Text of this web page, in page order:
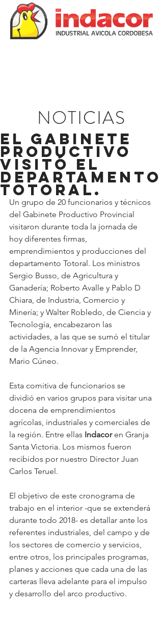
NOTICIAS
El Gabinete
Productivo
visitó el
departamento
Totoral.
Un grupo de 20 funcionarios y técnicos
del Gabinete Productivo Provincial
visitaron durante toda la jornada de
hoy diferentes firmas,
emprendimientos y producciones del
departamento Totoral. Los ministros
Sergio Busso, de Agricultura y
Ganadería; Roberto Avalle y Pablo D
Chiara, de Industria, Comercio y
Minería; y Walter Robledo, de Ciencia y
Tecnología, encabezaron las
actividades, a las que se sumó el titular
de la Agencia Innovar y Emprender,
Mario Cúneo.
Esta comitiva de funcionarios se
dividió en varios grupos para visitar una
docena de emprendimientos
agrícolas, industriales y comerciales de
la región. Entre ellas Indacor en Granja
Santa Victoria. Los mismos fueron
recibidos por nuestro Director Juan
Carlos Teruel.
El objetivo de este cronograma de
trabajo en el interior -que se extenderá
durante todo 2018- es detallar ante los
referentes industriales, del campo y de
los sectores de comercio y servicios,
entre otros, los principales programas,
planes y acciones que cada una de las
carteras lleva adelante para el impulso
y desarrollo del arco productivo.